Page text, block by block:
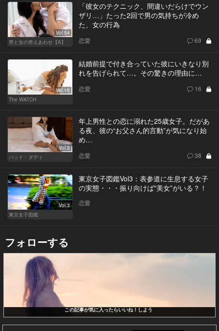
Vol.54
男と女の答えあわせ【A】
「彼女のテクニック、間違いだらけでウン
ザリ…」たった2回で男の気持ちが冷め
た、女の行為
恋愛 69
Vol.15
The WATCH
結婚前提で付き合っていた彼にいきなり別
れを告げられて…。その驚きの理由に…
恋愛 16
Vol.3
バッド・ダディ
年上男性との恋に溺れた25歳女子。だがあ
る夜、彼の“お父さん的言動”が気になり始
め…
恋愛 38
Vol.3
東京女子図鑑
東京女子図鑑Vol3：表参道に生息する女子
の実態・・・振り向けば"美女”がいる？！
恋愛
フォローする
この記事が気に入ったらいいね！しよう